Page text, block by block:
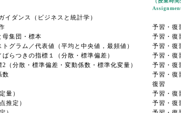
イダンス（ビジネスと統計学）
予習・復
母集団・標本
予習・復
トグラム／代表値（平均と中央値，最頻値）
予習・復
ばらつきの指標１（分散・標準偏差）
予習・復
2（分散・標準偏差・変動係数・標準化変量）
予習・復
数
予習・復
復習
量）
予習・復
推定）
予習・復